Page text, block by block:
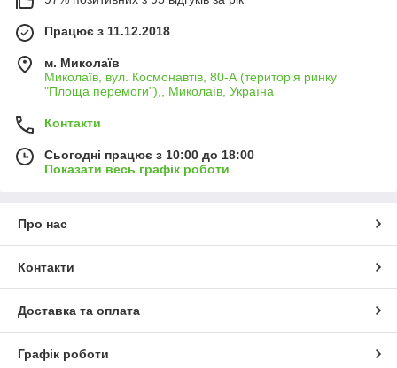
Працює з 11.12.2018
м. Миколаїв
Миколаїв, вул. Космонавтів, 80-А (територія ринку
"Площа перемоги"),, Миколаїв, Україна
Контакти
Сьогодні працює з 10:00 до 18:00
Показати весь графік роботи
Про нас
Контакти
Доставка та оплата
Графік роботи